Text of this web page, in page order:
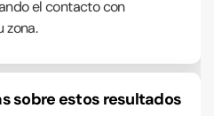
el contacto con
zona.
sobre estos resultados